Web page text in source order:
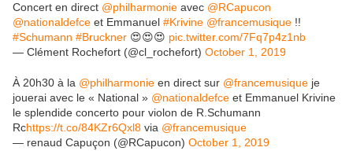
Concert en direct @philharmonie avec @RCapucon
@nationaldefce et Emmanuel #Krivine @francemusique !!
#Schumann #Bruckner 😍😍😍 pic.twitter.com/7Fq7p4z1nb
— Clément Rochefort (@cl_rochefort) October 1, 2019
À 20h30 à la @philharmonie en direct sur @francemusique je
jouerai avec le « National » @nationaldefce et Emmanuel Krivine
le splendide concerto pour violon de R.Schumann
Rchttps://t.co/84KZr6Qxl8 via @francemusique
— renaud Capuçon (@RCapucon) October 1, 2019